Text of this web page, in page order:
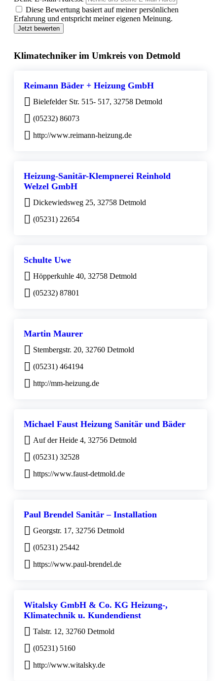
Diese Bewertung basiert auf meiner persönlichen
Erfahrung und entspricht meiner eigenen Meinung.
Jetzt bewerten
Klimatechniker im Umkreis von Detmold
Reimann Bäder + Heizung GmbH
Bielefelder Str. 515- 517, 32758 Detmold
(05232) 86073
http://www.reimann-heizung.de
Heizung-Sanitär-Klempnerei Reinhold
Welzel GmbH
Dickewiedsweg 25, 32758 Detmold
(05231) 22654
Schulte Uwe
Höpperkuhle 40, 32758 Detmold
(05232) 87801
Martin Maurer
Stembergstr. 20, 32760 Detmold
(05231) 464194
http://mm-heizung.de
Michael Faust Heizung Sanitär und Bäder
Auf der Heide 4, 32756 Detmold
(05231) 32528
https://www.faust-detmold.de
Paul Brendel Sanitär – Installation
Georgstr. 17, 32756 Detmold
(05231) 25442
https://www.paul-brendel.de
Witalsky GmbH & Co. KG Heizung-,
Klimatechnik u. Kundendienst
Talstr. 12, 32760 Detmold
(05231) 5160
http://www.witalsky.de